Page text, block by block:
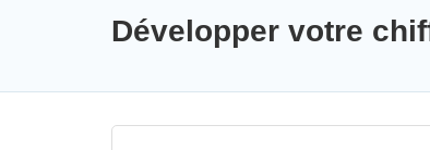
Développer votre